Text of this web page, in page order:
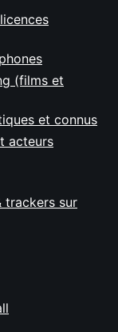
(films et
et connus
acteurs
trackers sur